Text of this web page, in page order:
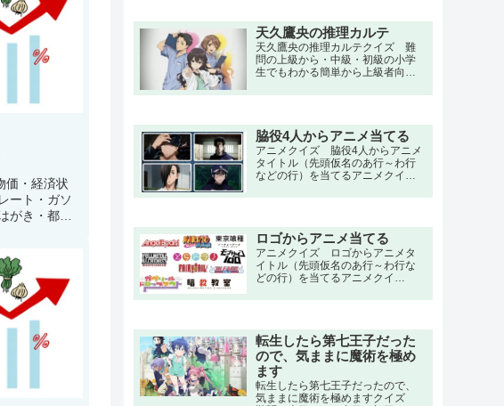
価・経済状
ート・ガソ
がき・都営
ズ
題まで。友人の白峯理沙に勧めら
れて、VRMMO『NewWorld
Online』をプレイすることになっ
た本条楓は、メイプルという名前
でプレイを始めることになった。
しかし、ゲーム初心者であるメイ
テータスポイントも全て防御力に
振る「極振り」をしてしまう。
天久鷹央の推理カルテ
天久鷹央の推理カルテクイズ 難
問の上級から・中級・初級の小学
生でもわかる簡単から上級者向け
ー・声優・一問一答・3択問題ま
部」の女医、天才的な頭脳の持ち
主である天久鷹央のもとには、
数々の診断困難とされる病気や、
警察でさえ解き明かすことのでき
ない謎に包まれた事件が集まって
くる。
脇役4人からアニメ当てる
アニメクイズ 脇役4人からアニメ
タイトル（先頭仮名のあ行～わ行
などの行）を当てるアニメクイ
花嫁,地縛少年花子くん,マッシュル,
王,北斗の拳,のだめカンタービレ,鬼
滅の刃,進撃の巨人,ハンター×ハン
ター,呪術廻戦,ワンピース,ナルト
ロゴからアニメ当てる
アニメクイズ ロゴからアニメタ
イトル（先頭仮名のあ行～わ行な
どの行）を当てるアニメクイ
花嫁,地縛少年花子くん,マッシュル,
王,北斗の拳,のだめカンタービレ,鬼
滅の刃,進撃の巨人,ハンター×ハン
ター,呪術廻戦,ワンピース,ナルト
転生したら第七王子だった
ので、気ままに魔術を極め
ます
転生したら第七王子だったので、
気ままに魔術を極めますクイズ